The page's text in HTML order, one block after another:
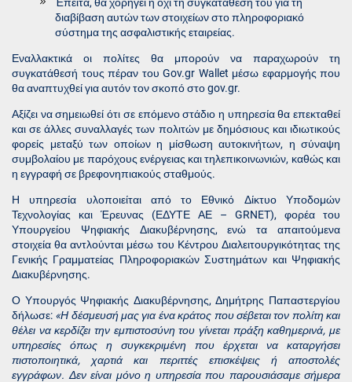
διαβίβαση αυτών των στοιχείων στο πληροφοριακό
σύστημα της ασφαλιστικής εταιρείας.
Εναλλακτικά οι πολίτες θα μπορούν να παραχωρούν τη
συγκατάθεσή τους πέραν του Gov.gr Wallet μέσω εφαρμογής που
θα αναπτυχθεί για αυτόν τον σκοπό στο gov.gr.
Αξίζει να σημειωθεί ότι σε επόμενο στάδιο η υπηρεσία θα επεκταθεί
και σε άλλες συναλλαγές των πολιτών με δημόσιους και ιδιωτικούς
φορείς μεταξύ των οποίων η μίσθωση αυτοκινήτων, η σύναψη
συμβολαίου με παρόχους ενέργειας και τηλεπικοινωνιών, καθώς και
η εγγραφή σε βρεφονηπιακούς σταθμούς.
Η υπηρεσία υλοποιείται από το Εθνικό Δίκτυο Υποδομών
Τεχνολογίας και Έρευνας (ΕΔΥΤΕ ΑΕ – GRNET), φορέα του
Υπουργείου Ψηφιακής Διακυβέρνησης, ενώ τα απαιτούμενα
στοιχεία θα αντλούνται μέσω του Κέντρου Διαλειτουργικότητας της
Γενικής Γραμματείας Πληροφοριακών Συστημάτων και Ψηφιακής
Διακυβέρνησης.
Ο Υπουργός Ψηφιακής Διακυβέρνησης, Δημήτρης Παπαστεργίου
δήλωσε: «Η δέσμευσή μας για ένα κράτος που σέβεται τον πολίτη και
θέλει να κερδίζει την εμπιστοσύνη του γίνεται πράξη καθημερινά, με
υπηρεσίες όπως η συγκεκριμένη που έρχεται να καταργήσει
πιστοποιητικά, χαρτιά και περιττές επισκέψεις ή αποστολές
εγγράφων. Δεν είναι μόνο η υπηρεσία που παρουσιάσαμε σήμερα